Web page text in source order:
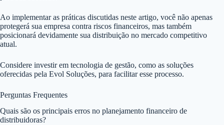
Ao implementar as práticas discutidas neste artigo, você não apenas
protegerá sua empresa contra riscos financeiros, mas também
posicionará devidamente sua distribuição no mercado competitivo
atual.
Considere investir em tecnologia de gestão, como as soluções
oferecidas pela Evol Soluções, para facilitar esse processo.
Perguntas Frequentes
Quais são os principais erros no planejamento financeiro de
distribuidoras?